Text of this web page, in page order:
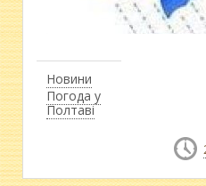
Новини
Погода у
Полтаві